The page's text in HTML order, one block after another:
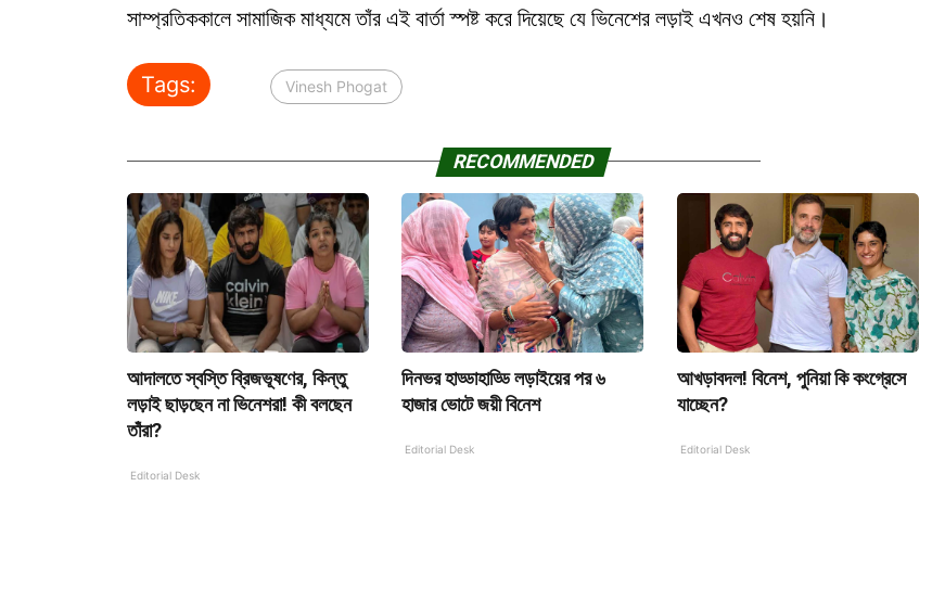
সাম্প্রতিককালে সামাজিক মাধ্যমে তাঁর এই বার্তা স্পষ্ট করে দিয়েছে যে ভিনেশের লড়াই এখনও শেষ হয়নি।
Tags: Vinesh Phogat
RECOMMENDED
আদালতে স্বস্তি ব্রিজভূষণের, কিন্তু
লড়াই ছাড়ছেন না ভিনেশরা! কী বলছেন
তাঁরা?
Editorial Desk
দিনভর হাড্ডাহাড্ডি লড়াইয়ের পর ৬
হাজার ভোটে জয়ী বিনেশ
Editorial Desk
আখড়াবদল! বিনেশ, পুনিয়া কি কংগ্রেসে
যাচ্ছেন?
Editorial Desk